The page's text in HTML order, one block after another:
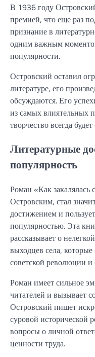
В 1936 году
премией, что еще раз
признание в
одним важным
популярности.
Островский оставил
литературе, его
обсуждаются. Его
из самых влиятельных
творчество всегда
Литературные
популярность
Роман «Как
Островским, стал
достижением и
популярностью. Эта
рассказывает о
выходцев села,
советской революции и
Роман имеет сильное
читателей и вызывает
Островский пишет
суровой исторической
вопросы о личной
ценности труда.